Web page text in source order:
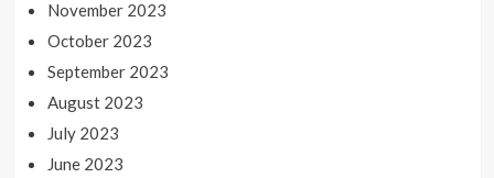
November 2023
October 2023
September 2023
August 2023
July 2023
June 2023